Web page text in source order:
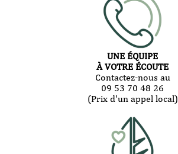
UNE ÉQUIPE
À VOTRE ÉCOUTE
Contactez-nous au
09 53 70 48 26
(Prix d'un appel local)